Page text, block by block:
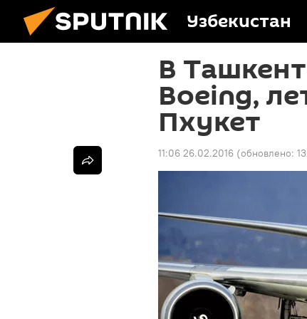
Узбекистан
В
Boeing,
Пхукет
11:06 26.02.2016 (обновлено: